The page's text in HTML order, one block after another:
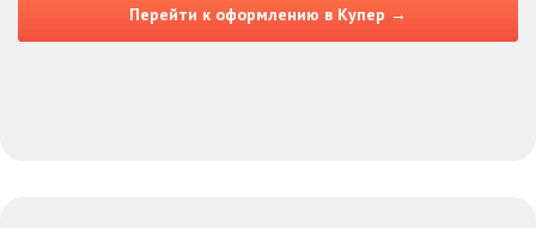
Перейти к оформлению в Купер →